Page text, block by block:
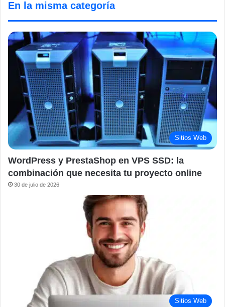
En la misma categoría
Sitios Web
WordPress y PrestaShop en VPS SSD: la
combinación que necesita tu proyecto online
30 de julio de 2026
Sitios Web